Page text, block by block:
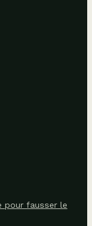
pour fausser le